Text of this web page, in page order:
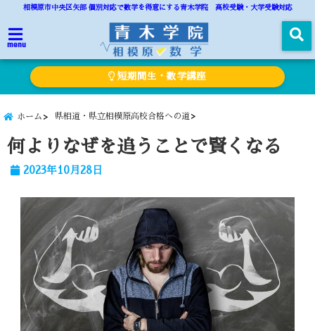
相模原市中央区矢部 個別対応で数学を得意にする青木学院 高校受験・大学受験対応
menu
短期間生・数学講座
ホーム 県相道・県立相模原高校合格への道
何よりなぜを追うことで賢くなる
2023年10月28日